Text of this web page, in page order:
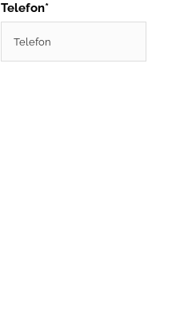
Telefon*